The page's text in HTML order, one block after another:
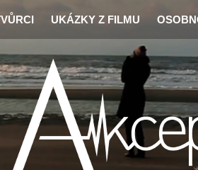
UKÁZKY Z FILMU